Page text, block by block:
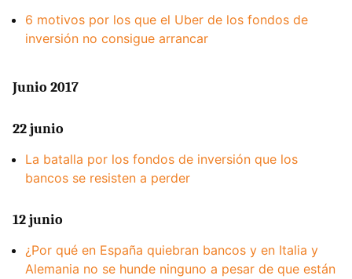
6 motivos por los que el Uber de los fondos de
inversión no consigue arrancar
Junio 2017
22 junio
La batalla por los fondos de inversión que los
bancos se resisten a perder
12 junio
¿Por qué en España quiebran bancos y en Italia y
Alemania no se hunde ninguno a pesar de que están